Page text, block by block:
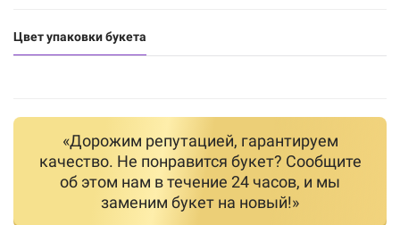
Цвет упаковки букета
«Дорожим репутацией, гарантируем
качество. Не понравится букет? Сообщите
об этом нам в течение 24 часов, и мы
заменим букет на новый!»